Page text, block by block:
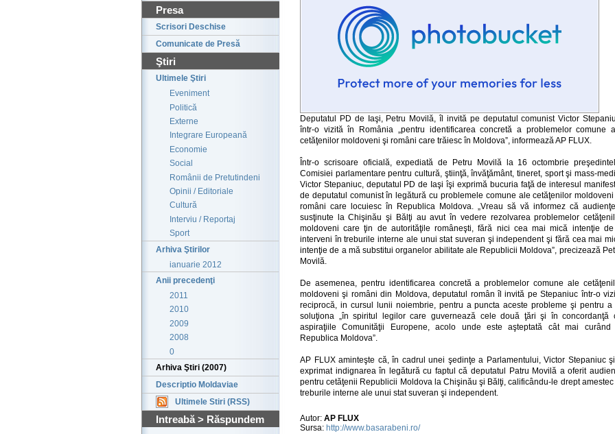
Presa
Scrisori Deschise
Comunicate de Presă
Ştiri
Ultimele Ştiri
Eveniment
Politică
Externe
Integrare Europeană
Economie
Social
Românii de Pretutindeni
Opinii / Editoriale
Cultură
Interviu / Reportaj
Sport
Arhiva Ştirilor
ianuarie 2012
Anii precedenţi
2011
2010
2009
2008
0
Arhiva Ştiri (2007)
Descriptio Moldaviae
Ultimele Stiri (RSS)
Intreabă > Răspundem
Deputatul PD de Iaşi, Petru Movilă, îl invită pe deputatul comunist Victor
într-o vizită în România „pentru identificarea concretă a problemelor comune
cetăţenilor moldoveni şi români care trăiesc în Moldova”, informează AP FLUX.
Într-o scrisoare oficială, expediată de Petru Movilă la 16 octombrie
Comisiei parlamentare pentru cultură, ştiinţă, învăţământ, tineret, sport şi mass-
Victor Stepaniuc, deputatul PD de Iaşi îşi exprimă bucuria faţă de interesul
de deputatul comunist în legătură cu problemele comune ale cetăţenilor moldoveni
români care locuiesc în Republica Moldova. „Vreau să vă informez că
susţinute la Chişinău şi Bălţi au avut în vedere rezolvarea problemelor
moldoveni care ţin de autorităţile româneşti, fără nici cea mai mică intenţie
interveni în treburile interne ale unui stat suveran şi independent şi fără cea mai
intenţie de a mă substitui organelor abilitate ale Republicii Moldova”, precizează
Movilă.
De asemenea, pentru identificarea concretă a problemelor comune ale
moldoveni şi români din Moldova, deputatul român îl invită pe Stepaniuc într-o
reciprocă, in cursul lunii noiembrie, pentru a puncta aceste probleme şi pentru a
soluţiona „în spiritul legilor care guvernează cele două ţări şi în concordanţă
aspiraţiile Comunităţii Europene, acolo unde este aşteptată cât mai curând
Republica Moldova”.
AP FLUX aminteşte că, în cadrul unei şedinţe a Parlamentului, Victor Stepaniuc
exprimat indignarea în legătură cu faptul că deputatul Patru Movilă a oferit
pentru cetăţenii Republicii Moldova la Chişinău şi Bălţi, calificându-le drept amestec
treburile interne ale unui stat suveran şi independent.
Autor: AP FLUX
Sursa: http://www.basarabeni.ro/